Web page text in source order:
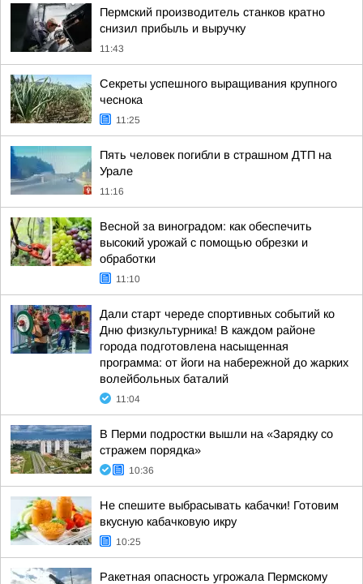
Пермский производитель станков кратно
снизил прибыль и выручку
11:43
Секреты успешного выращивания крупного
чеснока
11:25
Пять человек погибли в страшном ДТП на
Урале
11:16
Весной за виноградом: как обеспечить
высокий урожай с помощью обрезки и
обработки
11:10
Дали старт череде спортивных событий ко
Дню физкультурника! В каждом районе
города подготовлена насыщенная
программа: от йоги на набережной до жарких
волейбольных баталий
11:04
В Перми подростки вышли на «Зарядку со
стражем порядка»
10:36
Не спешите выбрасывать кабачки! Готовим
вкусную кабачковую икру
10:25
Ракетная опасность угрожала Пермскому